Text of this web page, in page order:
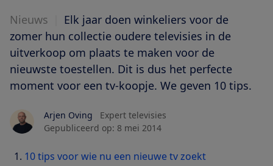
Nieuws
Elk jaar doen winkeliers voor de
zomer hun collectie oudere televisies in de
uitverkoop om plaats te maken voor de
nieuwste toestellen. Dit is dus het perfecte
moment voor een tv-koopje. We geven 10 tips.
Arjen Oving
Expert televisies
Gepubliceerd op: 8 mei 2014
10 tips voor wie nu een nieuwe tv zoekt